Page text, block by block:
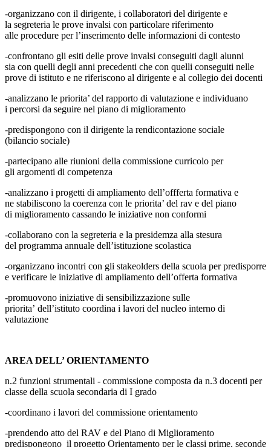
-organizzano con il dirigente, i collaboratori del dirigente e
la segreteria le prove invalsi con particolare riferimento
alle procedure per l’inserimento delle informazioni di contesto
-confrontano gli esiti delle prove invalsi conseguiti dagli alunni
sia con quelli degli anni precedenti che con quelli conseguiti nelle
prove di istituto e ne riferiscono al dirigente e al collegio dei docenti
-analizzano le priorita’ del rapporto di valutazione e individuano
i percorsi da seguire nel piano di miglioramento
-predispongono con il dirigente la rendicontazione sociale
(bilancio sociale)
-partecipano alle riunioni della commissione curricolo per
gli argomenti di competenza
-analizzano i progetti di ampliamento dell’offferta formativa e
ne stabiliscono la coerenza con le priorita’ del rav e del piano
di miglioramento cassando le iniziative non conformi
-collaborano con la segreteria e la presidemza alla stesura
del programma annuale dell’istituzione scolastica
-organizzano incontri con gli stakeolders della scuola per predisporre
e verificare le iniziative di ampliamento dell’offerta formativa
-promuovono iniziative di sensibilizzazione sulle
priorita’ dell’istituto coordina i lavori del nucleo interno di
valutazione
AREA DELL’ ORIENTAMENTO
n.2 funzioni strumentali - commissione composta da n.3 docenti per
classe della scuola secondaria di I grado
-coordinano i lavori del commissione orientamento
-prendendo atto del RAV e del Piano di Miglioramento
predispongono il progetto Orientamento per le classi prime, seconde